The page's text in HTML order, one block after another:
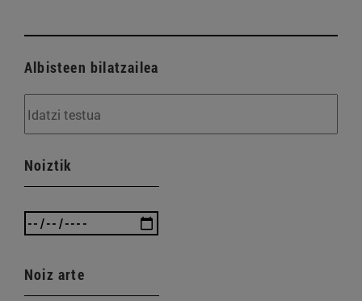
Albisteen bilatzailea
Noiztik
Noiz arte